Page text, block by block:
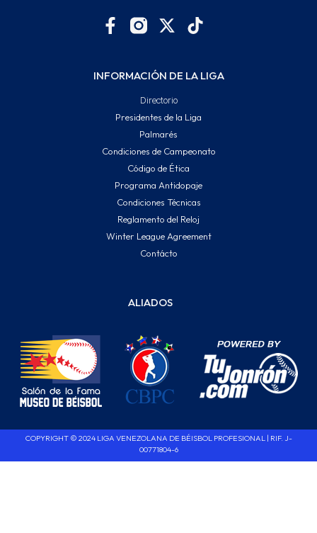
INFORMACIÓN DE LA LIGA
Directorio
Presidentes de la Liga
Palmarés
Condiciones de Campeonato
Código de Ética
Programa Antidopaje
Condiciones Técnicas
Reglamento del Reloj
Winter League Agreement
Contácto
ALIADOS
COPYRIGHT © 2024 LIGA VENEZOLANA DE BÉISBOL PROFESIONAL | RIF. J-
00771804-6